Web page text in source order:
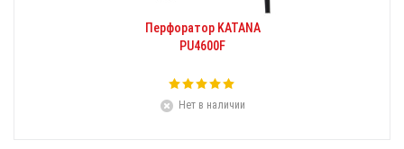
Перфоратор KATANA
PU4600F
Нет в наличии